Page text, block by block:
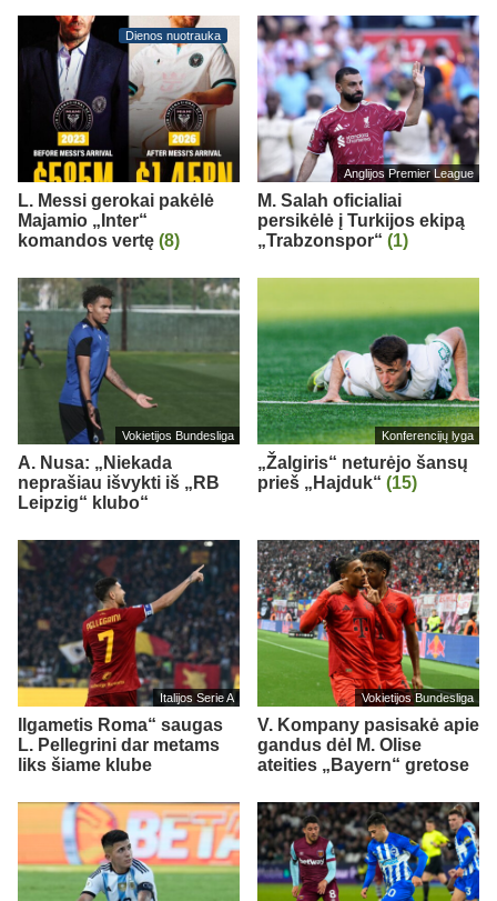
Dienos nuotrauka
L. Messi gerokai pakėlė
Majamio „Inter“
komandos vertę (8)
Anglijos Premier League
M. Salah oficialiai
persikėlė į Turkijos ekipą
„Trabzonspor“ (1)
Vokietijos Bundesliga
A. Nusa: „Niekada
neprašiau išvykti iš „RB
Leipzig“ klubo“
Konferencijų lyga
„Žalgiris“ neturėjo šansų
prieš „Hajduk“ (15)
Italijos Serie A
Ilgametis Roma“ saugas
L. Pellegrini dar metams
liks šiame klube
Vokietijos Bundesliga
V. Kompany pasisakė apie
gandus dėl M. Olise
ateities „Bayern“ gretose